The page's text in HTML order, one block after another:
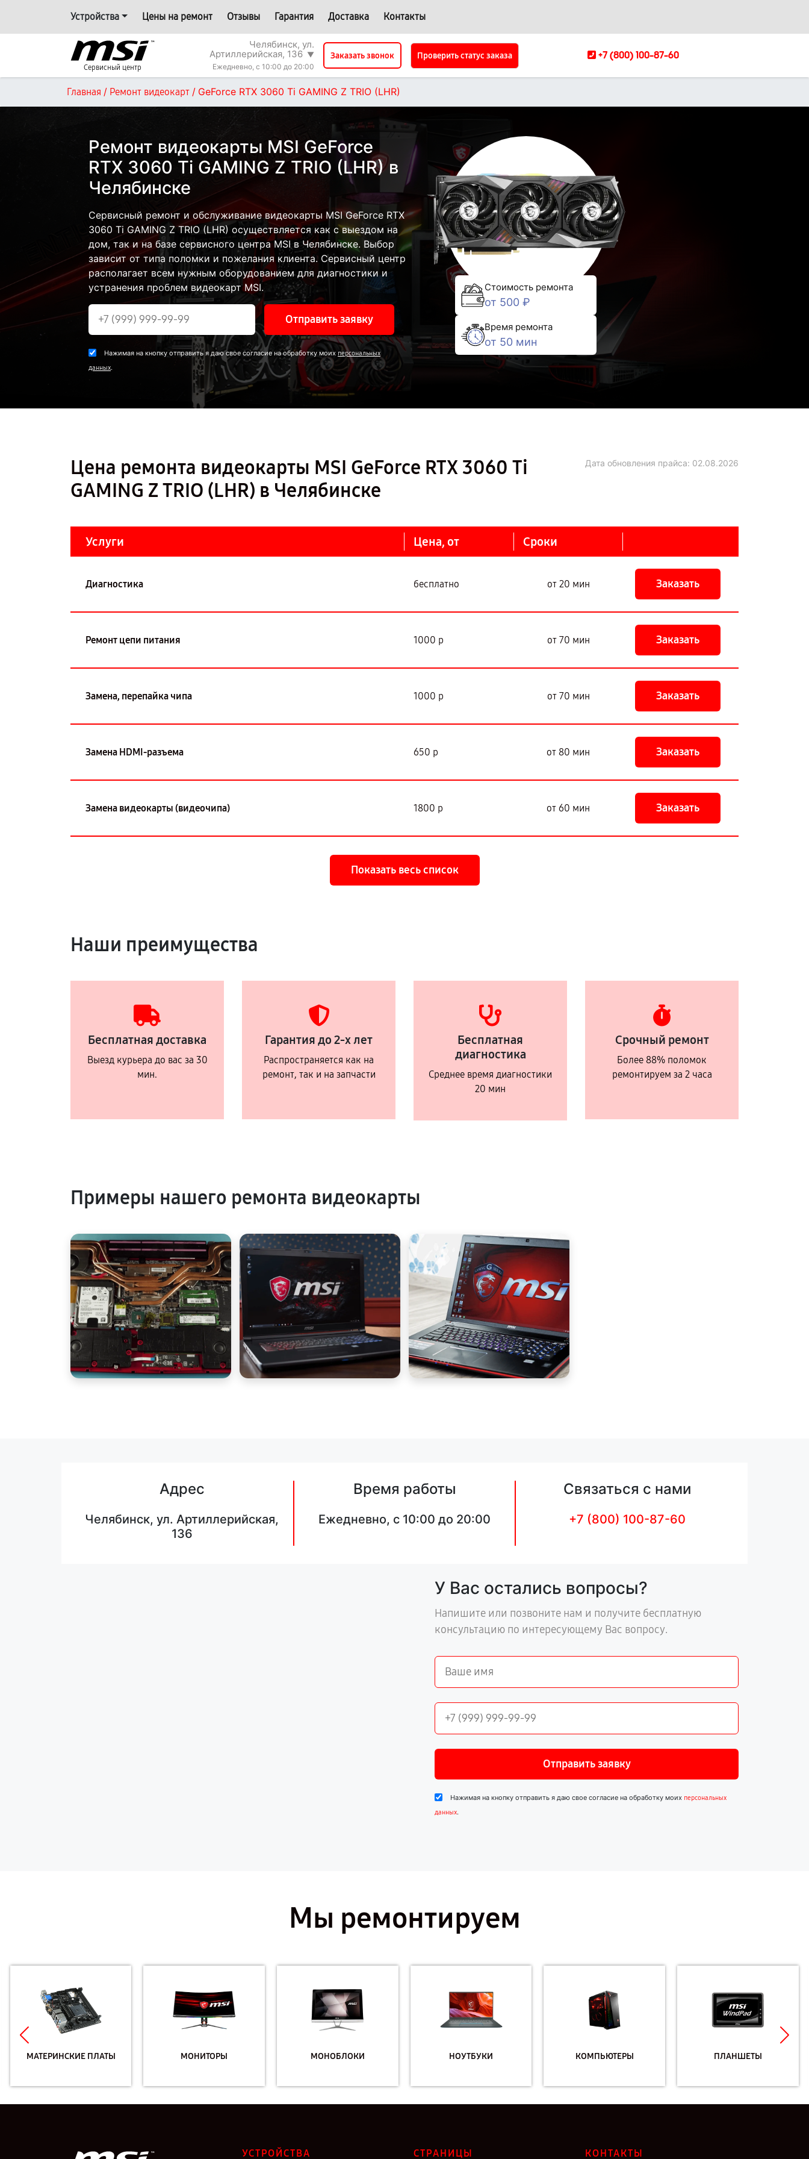
Устройства Цены на ремонт Отзывы Гарантия Доставка Контакты
Сервисный центр
Челябинск, ул.
Артиллерийская, 136 ▼
Ежедневно, с 10:00 до 20:00
Заказать звонок Проверить статус заказа +7 (800) 100-87-60
Главная / Ремонт видеокарт / GeForce RTX 3060 Ti GAMING Z TRIO (LHR)
Ремонт видеокарты MSI GeForce
RTX 3060 Ti GAMING Z TRIO (LHR) в
Челябинске
Сервисный ремонт и обслуживание видеокарты MSI GeForce RTX
3060 Ti GAMING Z TRIO (LHR) осуществляется как с выездом на
дом, так и на базе сервисного центра MSI в Челябинске. Выбор
зависит от типа поломки и пожелания клиента. Сервисный центр
располагает всем нужным оборудованием для диагностики и
устранения проблем видеокарт MSI.
Отправить заявку
Нажимая на кнопку отправить я даю свое согласие на обработку моих персональных
данных.
Стоимость ремонта
от 500 ₽
Время ремонта
от 50 мин
Цена ремонта видеокарты MSI GeForce RTX 3060 Ti
GAMING Z TRIO (LHR) в Челябинске
Дата обновления прайса: 02.08.2026
Услуги Цена, от Сроки
Диагностика бесплатно от 20 мин Заказать
Ремонт цепи питания 1000 р от 70 мин Заказать
Замена, перепайка чипа 1000 р от 70 мин Заказать
Замена HDMI-разъема 650 р от 80 мин Заказать
Замена видеокарты (видеочипа) 1800 р от 60 мин Заказать
Показать весь список
Наши преимущества
Бесплатная доставка
Выезд курьера до вас за 30
мин.
Гарантия до 2-х лет
Распространяется как на
ремонт, так и на запчасти
Бесплатная
диагностика
Среднее время диагностики
20 мин
Срочный ремонт
Более 88% поломок
ремонтируем за 2 часа
Примеры нашего ремонта видеокарты
Адрес
Челябинск, ул. Артиллерийская,
136
Время работы
Ежедневно, с 10:00 до 20:00
Связаться с нами
+7 (800) 100-87-60
У Вас остались вопросы?
Напишите или позвоните нам и получите бесплатную
консультацию по интересующему Вас вопросу.
Отправить заявку
Нажимая на кнопку отправить я даю свое согласие на обработку моих персональных
данных.
Мы ремонтируем
МАТЕРИНСКИЕ ПЛАТЫ МОНИТОРЫ МОНОБЛОКИ НОУТБУКИ КОМПЬЮТЕРЫ ПЛАНШЕТЫ
УСТРОЙСТВА СТРАНИЦЫ КОНТАКТЫ